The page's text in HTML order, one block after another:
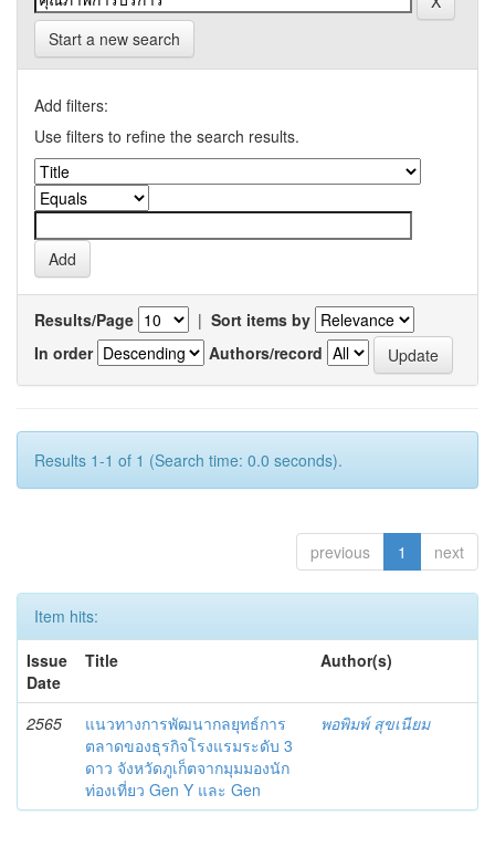
Start a new search
Add filters:
Use filters to refine the search results.
Results/Page | Sort items by
In order
Authors/record
Results 1-1 of 1 (Search time: 0.0 seconds).
previous 1 next
Item hits:
Issue
Date
Title Author(s)
2565
แนวทางการพัฒนากลยุทธ์การ
ตลาดของธุรกิจโรงแรมระดับ 3
ดาว จังหวัดภูเก็ตจากมุมมองนัก
ท่องเที่ยว Gen Y และ Gen
พอพิมพ์ สุขเนียม